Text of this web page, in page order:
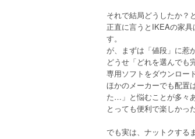
それで結局どうしたか？
正直に言うとIKEAの家
す。
が、まずは「値段」に惹
どうせ「どれを選んでも
専用ソフトをダウンロー
ほかのメーカーでも配置
た…」と悩むことが多々
とっても便利で楽しかっ
でも実は、ナットクする